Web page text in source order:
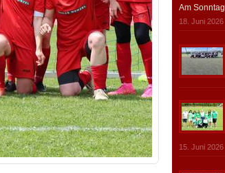
Am
18. Juni 2026
15. Juni 2026